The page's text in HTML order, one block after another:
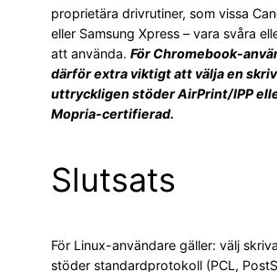
proprietära drivrutiner, som vissa
eller Samsung Xpress – vara svåra
att använda. För Chromebook-
därför extra viktigt att välja en
uttryckligen stöder AirPrint/IPP
Mopria-certifierad.
Slutsats
För Linux-användare gäller: välj
stöder standardprotokoll (PCL,